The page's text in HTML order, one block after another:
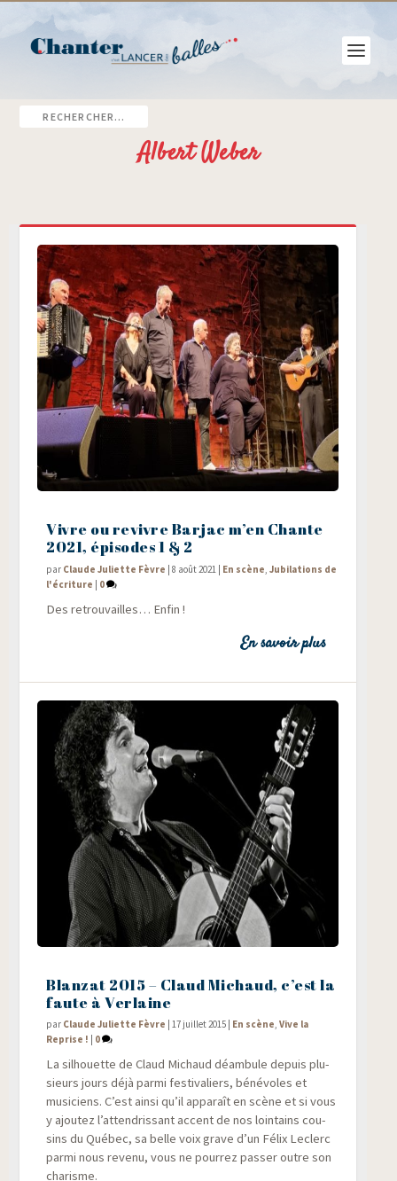
Albert Weber
Vivre ou revivre Barjac m’en Chante
2021, épisodes 1 & 2
par Claude Juliette Fèvre |8 août 2021 | En scène ,Jubilations de
l'écriture | 0
Des retrou­vailles… Enfin !
En savoir plus
Blanzat 2015 – Claud Michaud, c’est la
faute à Verlaine
par Claude Juliette Fèvre |17 juillet 2015 En scène,Vive la
Reprise !
0
La sil­houette de Claud Michaud déam­bule depuis plu­
sieurs jours déjà par­mi fes­ti­va­liers, béné­voles et
musi­ciens. C’est ain­si qu’il appa­raît en scène et si vous
y ajou­tez l’attendrissant accent de nos loin­tains cou­
sins du Qué­bec, sa belle voix grave d’un Félix Leclerc
par­mi nous reve­nu, vous ne pour­rez pas­ser outre son
charisme.